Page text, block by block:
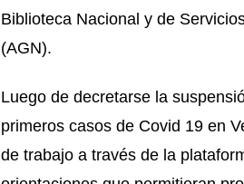
Biblioteca Nacional y de
(AGN).
Luego de decretarse la
primeros casos de Covid 19 en
de trabajo a través de la